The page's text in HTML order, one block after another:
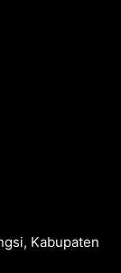
Kabupaten